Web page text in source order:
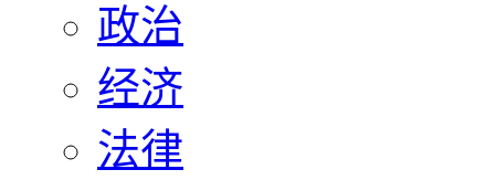
政治
经济
法律